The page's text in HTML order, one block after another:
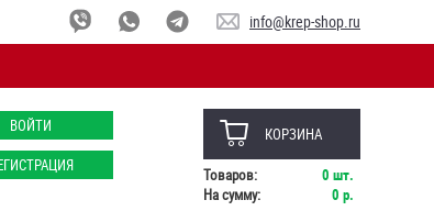
info@krep-shop.ru
ВОЙТИ
КОРЗИНА
Товаров: 0 шт.
На сумму:
0 р.